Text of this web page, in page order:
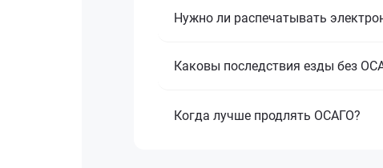
Нужно ли распечатывать
Каковы последствия езды без
Когда лучше продлять ОСАГО?